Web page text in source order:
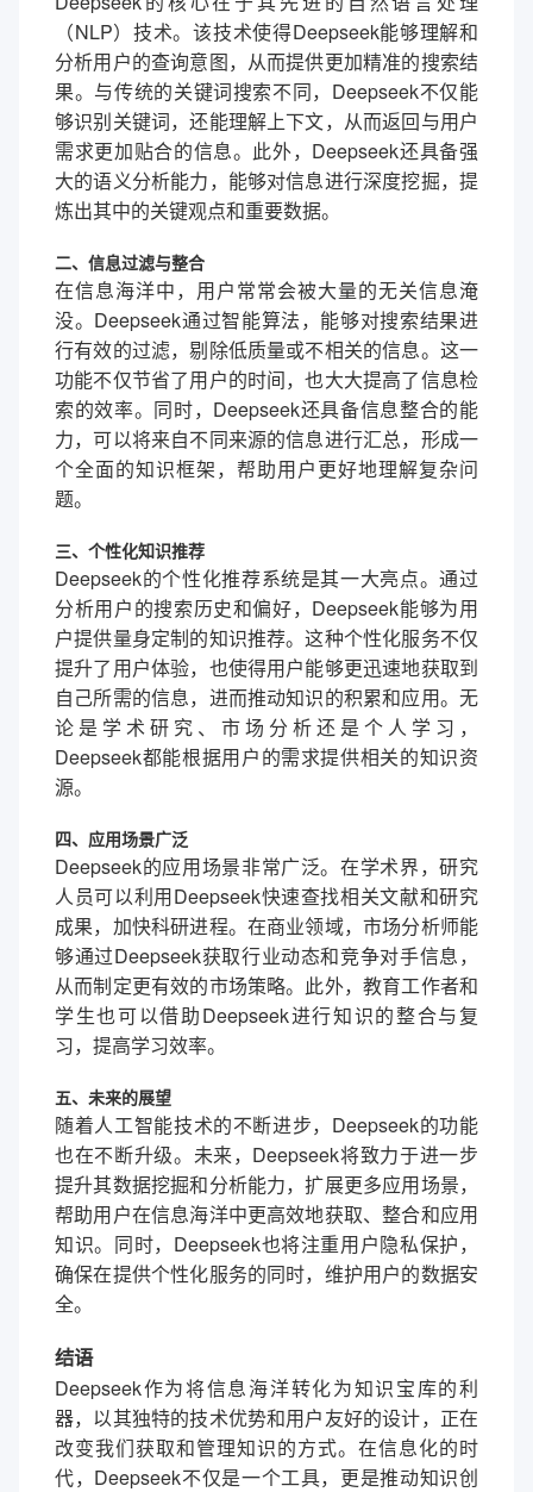
（NLP）技术。该技术使得Deepseek能够理解和
分析用户的查询意图，从而提供更加精准的搜索结
果。与传统的关键词搜索不同，Deepseek不仅能
够识别关键词，还能理解上下文，从而返回与用户
需求更加贴合的信息。此外，Deepseek还具备强
大的语义分析能力，能够对信息进行深度挖掘，提
炼出其中的关键观点和重要数据。
二、信息过滤与整合
在信息海洋中，用户常常会被大量的无关信息淹
没。Deepseek通过智能算法，能够对搜索结果进
行有效的过滤，剔除低质量或不相关的信息。这一
功能不仅节省了用户的时间，也大大提高了信息检
索的效率。同时，Deepseek还具备信息整合的能
力，可以将来自不同来源的信息进行汇总，形成一
个全面的知识框架，帮助用户更好地理解复杂问
题。
三、个性化知识推荐
Deepseek的个性化推荐系统是其一大亮点。通过
分析用户的搜索历史和偏好，Deepseek能够为用
户提供量身定制的知识推荐。这种个性化服务不仅
提升了用户体验，也使得用户能够更迅速地获取到
自己所需的信息，进而推动知识的积累和应用。无
论是学术研究、市场分析还是个人学习，
Deepseek都能根据用户的需求提供相关的知识资
源。
四、应用场景广泛
Deepseek的应用场景非常广泛。在学术界，研究
人员可以利用Deepseek快速查找相关文献和研究
成果，加快科研进程。在商业领域，市场分析师能
够通过Deepseek获取行业动态和竞争对手信息，
从而制定更有效的市场策略。此外，教育工作者和
学生也可以借助Deepseek进行知识的整合与复
习，提高学习效率。
五、未来的展望
随着人工智能技术的不断进步，Deepseek的功能
也在不断升级。未来，Deepseek将致力于进一步
提升其数据挖掘和分析能力，扩展更多应用场景，
帮助用户在信息海洋中更高效地获取、整合和应用
知识。同时，Deepseek也将注重用户隐私保护，
确保在提供个性化服务的同时，维护用户的数据安
全。
结语
Deepseek作为将信息海洋转化为知识宝库的利
器，以其独特的技术优势和用户友好的设计，正在
改变我们获取和管理知识的方式。在信息化的时
代，Deepseek不仅是一个工具，更是推动知识创